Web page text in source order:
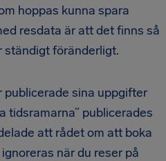
hoppas kunna spara
resdata är att det finns så
ständigt föränderligt.
publicerade sina uppgifter
tidsramarna” publicerades
att rådet om att boka
när du reser på